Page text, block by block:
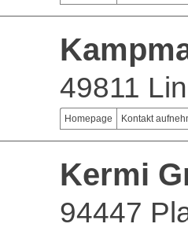
49811
Homepage Kontakt
Kermi
94447